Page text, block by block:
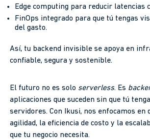
Edge computing para reducir latencias
FinOps integrado para que tú tengas
del gasto.
Así, tu backend invisible se apoya en
confiable, segura y sostenible.
El futuro no es solo serverless. Es
aplicaciones que suceden sin que tú
servidores. Con Ikusi, nos enfocamos en
agilidad, la eficiencia de costo y la
que tu negocio necesita.